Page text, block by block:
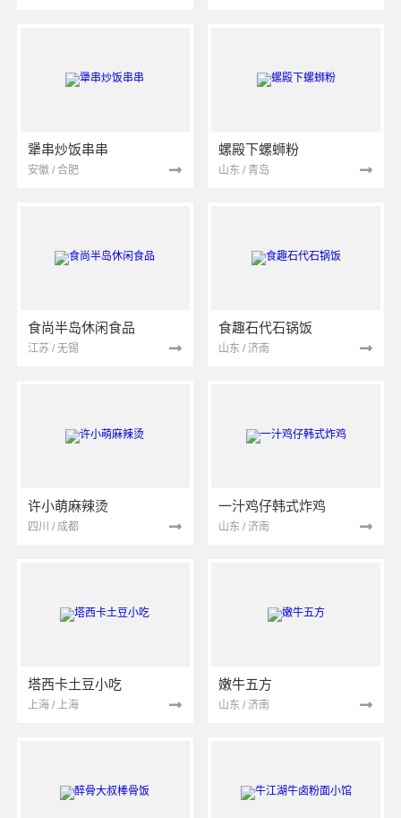
犟串炒饭串串
安徽 / 合肥
螺殿下螺蛳粉
山东 / 青岛
食尚半岛休闲食品
江苏 / 无锡
食趣石代石锅饭
山东 / 济南
许小萌麻辣烫
四川 / 成都
一汁鸡仔韩式炸鸡
山东 / 济南
塔西卡土豆小吃
上海 / 上海
嫩牛五方
山东 / 济南